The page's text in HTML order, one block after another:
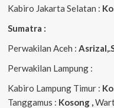
Kabiro Jakarta Selatan :
Sumatra :
Perwakilan Aceh :
Perwakilan Lampung :
Kabiro Lampung Timur :
Tanggamus : Kosong ,